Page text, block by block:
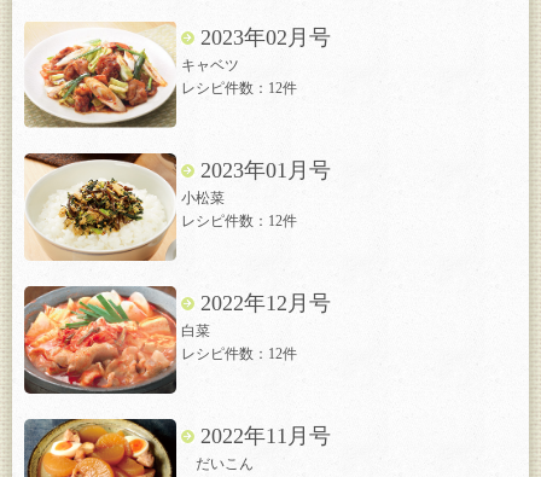
2023年02月号
キャベツ
レシピ件数：12件
2023年01月号
小松菜
レシピ件数：12件
2022年12月号
白菜
レシピ件数：12件
2022年11月号
だいこん